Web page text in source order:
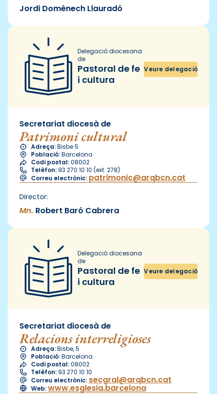
Jordi Domènech Llauradó
Delegació diocesana
de
Pastoral de fe
i cultura
Veure delegació
Secretariat diocesà de
Patrimoni cultural
Adreça:Bisbe 5
Població:Barcelona
Codi postal:08002
Telèfon: 93 270 10 10 (ext. 278)
Correu electrònic: patrimonic@arqbcn.cat
Director:
Mn. Robert Baró Cabrera
Delegació diocesana
de
Pastoral de fe
i cultura
Veure delegació
Secretariat diocesà de
Relacions interreligioses
Adreça:Bisbe, 5
Població:Barcelona
Codi postal:08002
Telèfon: 93 270 10 10
Correu electrònic: secgral@arqbcn.cat
Web:www.esglesia.barcelona